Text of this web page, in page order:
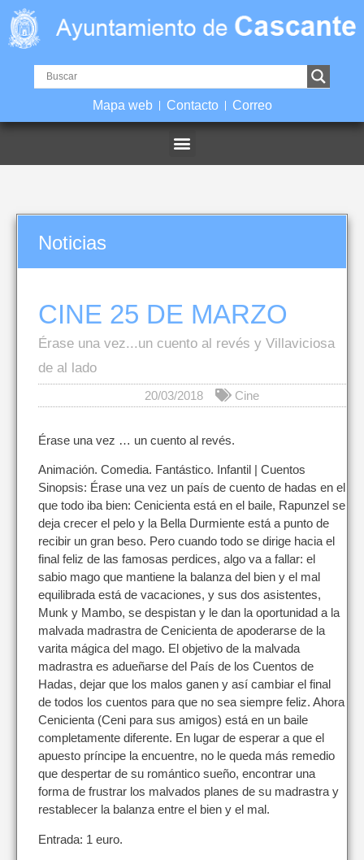
Mapa web Contacto Correo
Noticias
CINE 25 DE MARZO
Érase una vez...un cuento al revés y Villaviciosa
de al lado
20/03/2018 Cine
Érase una vez … un cuento al revés.
Animación. Comedia. Fantástico. Infantil | Cuentos
Sinopsis: Érase una vez un país de cuento de hadas en el
que todo iba bien: Cenicienta está en el baile, Rapunzel se
deja crecer el pelo y la Bella Durmiente está a punto de
recibir un gran beso. Pero cuando todo se dirige hacia el
final feliz de las famosas perdices, algo va a fallar: el
sabio mago que mantiene la balanza del bien y el mal
equilibrada está de vacaciones, y sus dos asistentes,
Munk y Mambo, se despistan y le dan la oportunidad a la
malvada madrastra de Cenicienta de apoderarse de la
varita mágica del mago. El objetivo de la malvada
madrastra es adueñarse del País de los Cuentos de
Hadas, dejar que los malos ganen y así cambiar el final
de todos los cuentos para que no sea siempre feliz. Ahora
Cenicienta (Ceni para sus amigos) está en un baile
completamente diferente. En lugar de esperar a que el
apuesto príncipe la encuentre, no le queda más remedio
que despertar de su romántico sueño, encontrar una
forma de frustrar los malvados planes de su madrastra y
restablecer la balanza entre el bien y el mal.
Entrada: 1 euro.